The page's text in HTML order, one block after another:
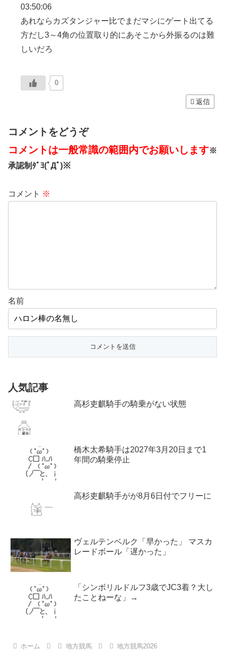
03:50:06
あれならカズタンジャー比でまだマシにゲート出てる
方だし3～4角の位置取り的にあそこから外振るのは難
しいだろ
0
返信
コメントをどうぞ
コメントは一般常識の範囲内でお願いします※
承認制ﾀﾞﾖ(ﾟДﾟ)※
コメント ※
名前
人気記事
高杉吏麒騎手の騎乗がない状態
橋木太希騎手は2027年3月20日まで1
年間の騎乗停止
高杉吏麒騎手がが8月6日付でフリーに
ヴェルテンベルク「早かった」 マスカ
レードボール「遅かった」
「シンボリルドルフ3歳でJC3着？大し
たことねーな」→
ホーム 地方競馬 地方競馬2026